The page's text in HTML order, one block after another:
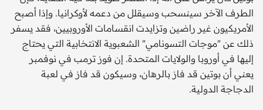
الطرف الآخر سينسحب وسيقلل من دعمه لأوكرانيا. وإذا أصبح
الأمريكيون غير راضين وتزايدت انقسامات الأوروبيين، فقد يسفر
ذلك عن "موجات التسونامي" الشعبوية الانتخابية التي يحتاج
إليها في أوروبا والولايات المتحدة. إن فوز ترمب في نوفمبر
يعني أن بوتين قد فاز بالرهان، وسيكون قد فاز في لعبة
الدجاجة الدولية.